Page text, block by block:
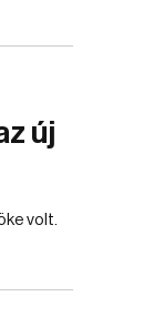
új
volt.